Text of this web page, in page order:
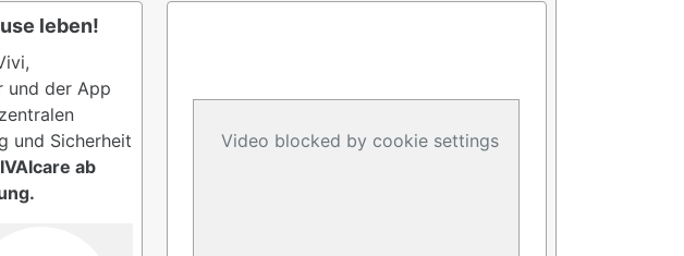
leben!
und der App
und Sicherheit
ab
Video blocked by cookie settings